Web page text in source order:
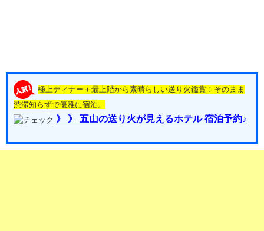
極上ディナー＋最上階から素晴らしい送り火鑑賞！そのまま
渋滞知らずで優雅に宿泊。
》 》 五山の送り火が見えるホテル 宿泊予約♪